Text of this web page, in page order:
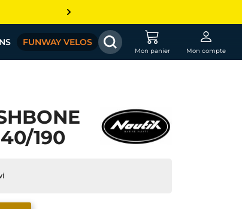
FUNWAY VELOS
Mon panier Mon compte
190